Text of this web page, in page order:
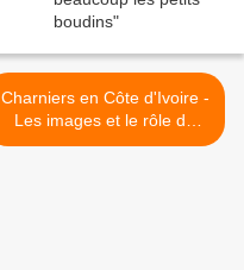
Charniers en Côte d'Ivoire -
Les images et le rôle de
l'ONUCI >